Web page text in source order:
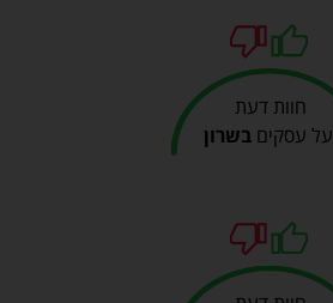
חוות דעת
על עסקים בשרון